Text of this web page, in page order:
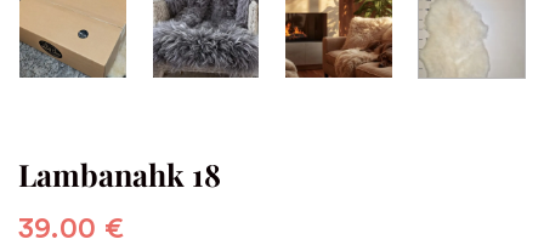
Lambanahk 18
39.00 €